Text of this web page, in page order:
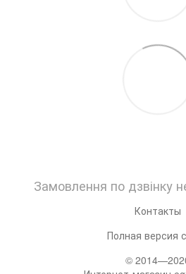
Замовлення по дзвінку
Контакты
Полная версия
©